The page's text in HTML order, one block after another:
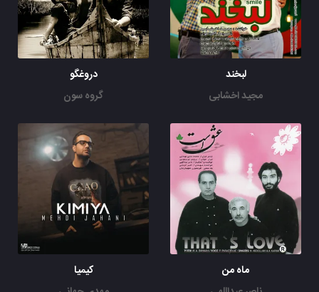
لبخند
مجید اخشابی
دروغگو
گروه سون
ماه من
کیمیا